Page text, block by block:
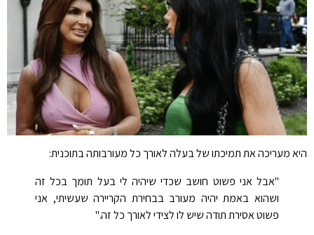
היא מעריכה את תמיכתו של בעלה לאורך כל מעורבותה בתוכנית:
"אבל אני פשוט חושב שכדי שיהיה לי בעל תומך בכל זה
ושהוא באמת יהיה מעורב בבחירת הקריירה שעשיתי, אני
פשוט אסירת תודה שיש לו לצידי לאורך כל זה."